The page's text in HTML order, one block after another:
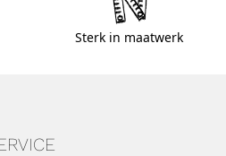
Sterk in maatwerk